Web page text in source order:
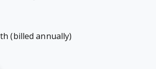
(billed annually)